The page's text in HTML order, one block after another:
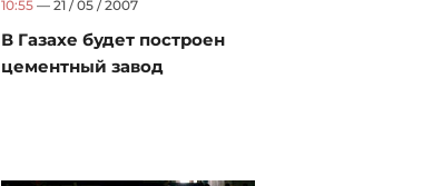
10:55 — 21 / 05 / 2007
В Газахе будет построен
цементный завод